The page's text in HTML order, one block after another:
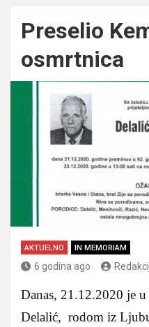
Preselio
osmrtnica
AKTUELNO IN MEMORIAM
6 godina ago
Danas, 21.12.2020 je
Delalić, rodom iz